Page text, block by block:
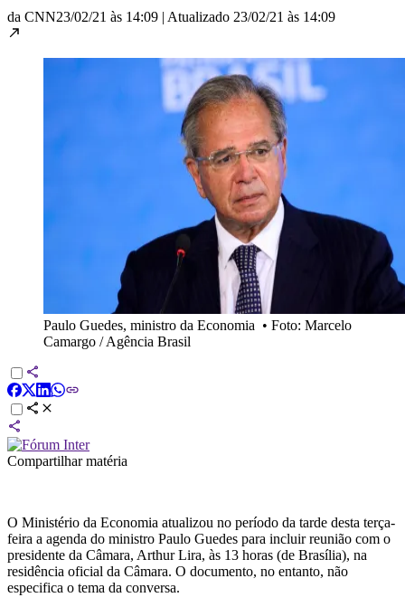
da CNN23/02/21 às 14:09 | Atualizado 23/02/21 às 14:09
Paulo Guedes, ministro da Economia • Foto: Marcelo
Camargo / Agência Brasil
Compartilhar matéria
O Ministério da Economia atualizou no período da tarde desta terça-
feira a agenda do ministro Paulo Guedes para incluir reunião com o
presidente da Câmara, Arthur Lira, às 13 horas (de Brasília), na
residência oficial da Câmara. O documento, no entanto, não
especifica o tema da conversa.